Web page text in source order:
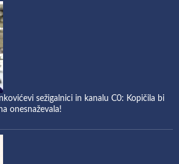
sežigalnici in kanalu C0: Kopičila bi
onesnaževala!